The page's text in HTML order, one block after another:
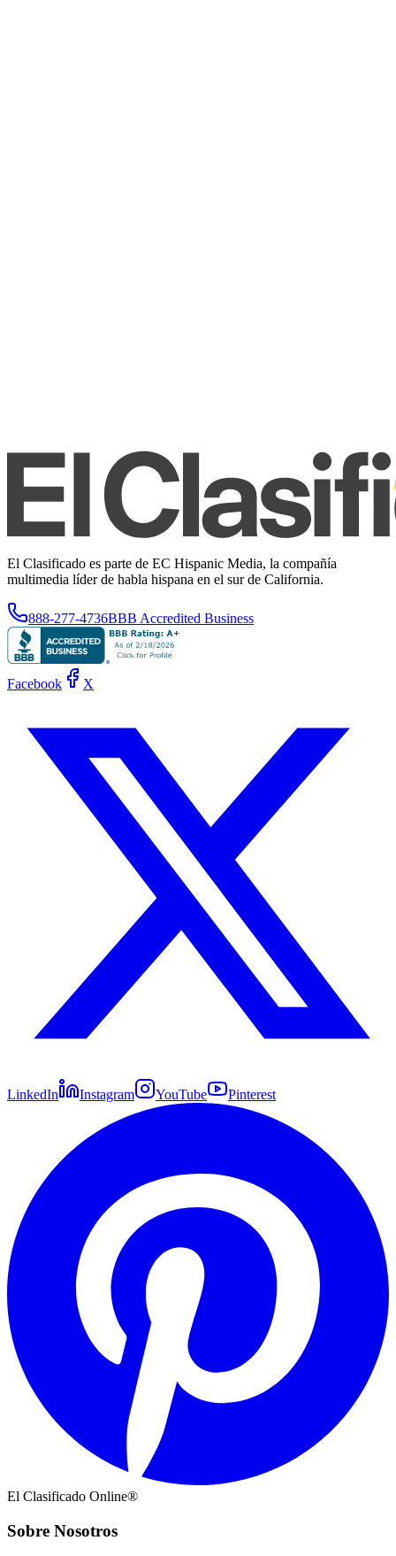
El Clasificado es parte de EC Hispanic Media, la compañía
multimedia líder de habla hispana en el sur de California.
888-277-4736BBB Accredited Business
Facebook X
LinkedIn Instagram YouTube Pinterest
El Clasificado Online®
Sobre Nosotros